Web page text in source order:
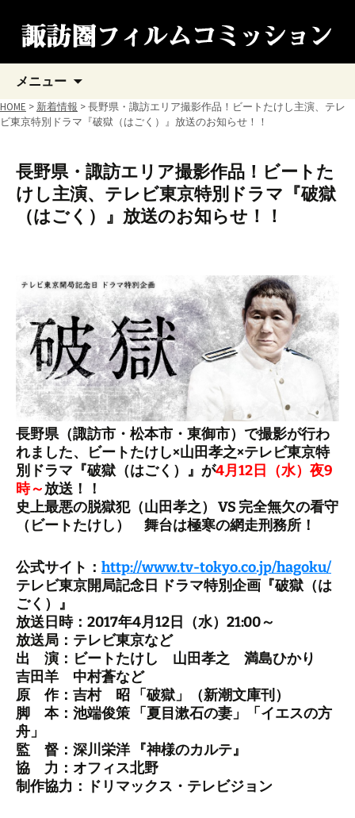
メニュー
テ
ン
ス
キ
ッ
プ
HOME > 新着情報 > 長野県・諏訪エリア撮影作品！ビートたけし主演、テレ
ビ東京特別ドラマ『破獄（はごく）』放送のお知らせ！！
長野県・諏訪エリア撮影作品！ビートた
けし主演、テレビ東京特別ドラマ『破獄
（はごく）』放送のお知らせ！！
長野県（諏訪市・松本市・東御市）で撮影が行わ
れました、ビートたけし×山田孝之×テレビ東京特
別ドラマ『破獄（はごく）』が4月12日（水）夜9
時～放送！！
史上最悪の脱獄犯（山田孝之） VS 完全無欠の看守
（ビートたけし） 舞台は極寒の網走刑務所！
公式サイト： http://www.tv-tokyo.co.jp/hagoku/
テレビ東京開局記念日 ドラマ特別企画『破獄（は
ごく）』
放送日時：2017年4月12日（水）21:00～
放送局：テレビ東京など
出 演：ビートたけし 山田孝之 満島ひかり
吉田羊 中村蒼など
原 作：吉村 昭 「破獄」（新潮文庫刊）
脚 本：池端俊策 「夏目漱石の妻」「イエスの方
舟」
監 督：深川栄洋 『神様のカルテ』
協 力：オフィス北野
制作協力：ドリマックス・テレビジョン